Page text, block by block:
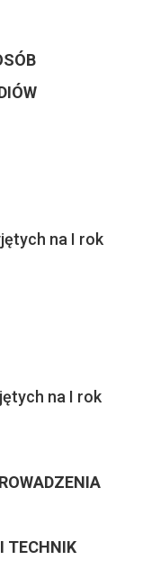
na I rok
na I rok
TECHNIK